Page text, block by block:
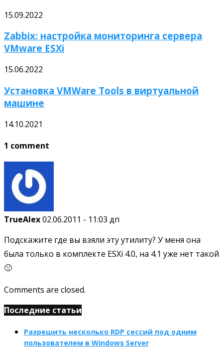
15.09.2022
Zabbix: настройка мониторинга сервера
VMware ESXi
15.06.2022
Установка VMWare Tools в виртуальной
машине
14.10.2021
1 comment
TrueAlex02.06.2011 - 11:03 дп
Подскажите где вы взяли эту утилиту? У меня она
была только в комплекте ESXi 4.0, на 4.1 уже нет такой
🙁
Comments are closed.
Последние статьи
Разрешить несколько RDP сессий под одним
пользователем в Windows Server